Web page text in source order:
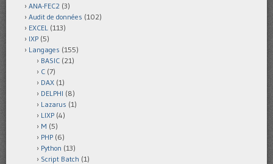
ANA-FEC2 (3)
Audit de données (102)
EXCEL (113)
IXP (5)
Langages (155)
BASIC (21)
C (7)
DAX (1)
DELPHI (8)
Lazarus (1)
LIXP (4)
M (5)
PHP (6)
Python (13)
Script Batch (1)